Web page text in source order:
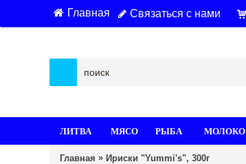
Главная Связаться с нами
ЛИТВА МЯСО РЫБА МОЛОКО
Главная » Ириски "Yummi's", 300г